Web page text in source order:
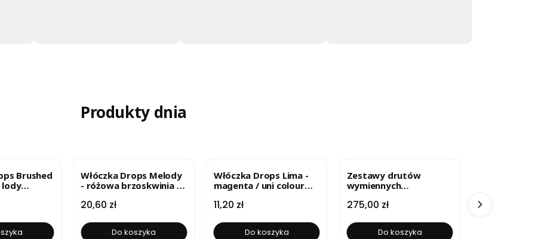
Produkty dnia
Brushed
lody
Włóczka Drops Melody
- różowa brzoskwinia /
Cena
20,60 zł
Do koszyka
Włóczka Drops Lima -
magenta / uni colour
Cena
11,20 zł
Do koszyka
Zestawy drutów
wymiennych
Cena
275,00 zł
Do koszyka
Cena
29,90 zł